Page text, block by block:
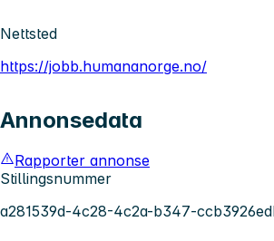
Nettsted
https://jobb.humananorge.no/
Annonsedata
Rapporter annonse
Stillingsnummer
a281539d-4c28-4c2a-b347-